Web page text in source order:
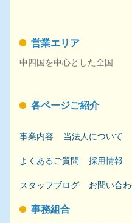
営業エリア
中四国を中心とした全国
各ページご紹介
事業内容 当法人について
よくあるご質問 採用情報
スタッフブログ お問い合
事務組合